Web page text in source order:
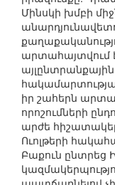
Մինսկի խմբի
արտահայտվում
իր շահերն
որոշումների
արժե
Ուոլթերի
Բաքուն ընտրեց